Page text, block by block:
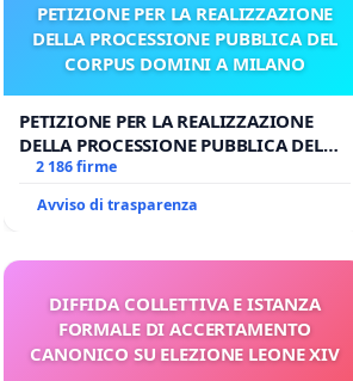
PETIZIONE PER LA REALIZZAZIONE
DELLA PROCESSIONE PUBBLICA DEL
CORPUS DOMINI A MILANO
PETIZIONE PER LA REALIZZAZIONE
DELLA PROCESSIONE PUBBLICA DEL
CORPUS DOMINI A MILANO
2 186 firme
Avviso di trasparenza
DIFFIDA COLLETTIVA E ISTANZA
FORMALE DI ACCERTAMENTO
CANONICO SU ELEZIONE LEONE XIV